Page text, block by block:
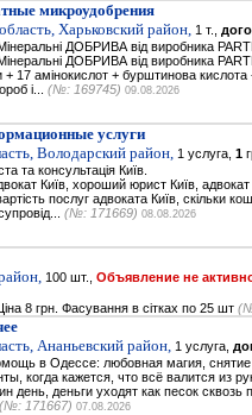
микроудобрения
Харьковский район, 1 т.,
ДОБРИВА від виробника
Мiнеральнi ДОБРИВА від виробника
+ 17 амінокислот + бурштинова
і... (№: 169745) 09.08.2026
услуги
Володарский район, 1 услуга, 1
та консультація Київ.
Київ, хороший юрист Київ,
послуг адвоката Київ, скільки
(№: 171669) 08.08.2026
100 шт., Объявление не
8 грн. Фасування в сітках по 25 шт
Ананьевский район, 1 услуга,
в Одессе: любовная магия,
когда кажется, что всё валится из
день, деньги уходят как песок сквозь
(№: 171667) 07.08.2026